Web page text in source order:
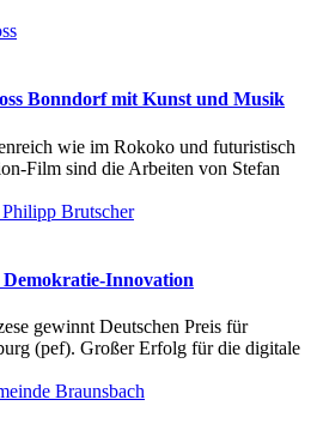
Bonndorf mit Kunst und Musik
wie im Rokoko und futuristisch
Film sind die Arbeiten von Stefan
Innovation
gewinnt Deutschen Preis für
(pef). Großer Erfolg für die digitale